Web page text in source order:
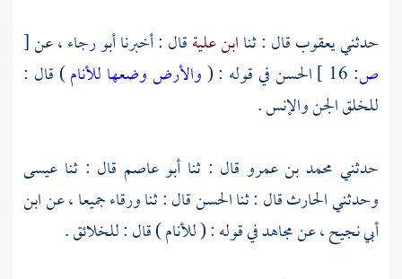
حدثنييعقوبقال : ثناابن عليةقال : أخبرناأبو رجاء، عن[
ص:
الحسنفي قوله : (والأرض وضعها للأنام) قال :
للخلق الجن والإنس .
حدثني محمد بن عمرو قال : ثنا أبو عاصم قال : ثنا عيسى
وحدثنيالحارثقال : ثناالحسنقال : ثناورقاءجميعا ، عنابن
أبي نجيح، عنمجاهدفي قوله : ( للأنام ) قال : للخلائق .